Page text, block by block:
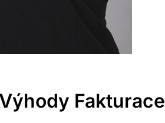
Fakturace